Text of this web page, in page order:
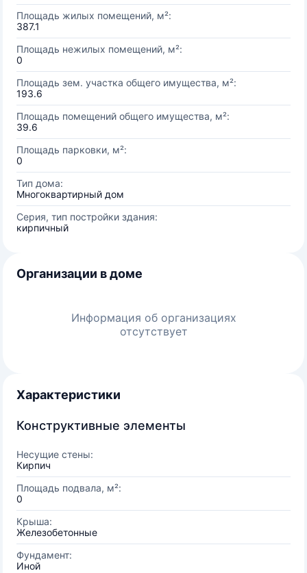
Площадь жилых помещений, м²:
387.1
Площадь нежилых помещений, м²:
0
Площадь зем. участка общего имущества, м²:
193.6
Площадь помещений общего имущества, м²:
39.6
Площадь парковки, м²:
0
Тип дома:
Многоквартирный дом
Серия, тип постройки здания:
кирпичный
Организации в доме
Информация об организациях
отсутствует
Характеристики
Конструктивные элементы
Несущие стены:
Кирпич
Площадь подвала, м²:
0
Крыша:
Железобетонные
Фундамент:
Иной